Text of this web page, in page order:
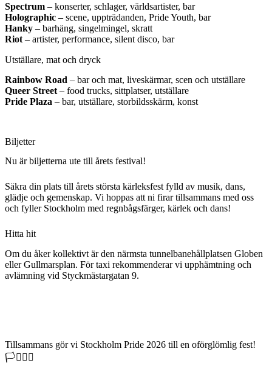
Spectrum – konserter, schlager, världsartister, bar
Holographic – scene, uppträdanden, Pride Youth, bar
Hanky – barhäng, singelmingel, skratt
Riot – artister, performance, silent disco, bar
Utställare, mat och dryck
Rainbow Road – bar och mat, liveskärmar, scen och utställare
Queer Street – food trucks, sittplatser, utställare
Pride Plaza – bar, utställare, storbildsskärm, konst
Biljetter
Nu är biljetterna ute till årets festival!
Säkra din plats till årets största kärleksfest fylld av musik, dans,
glädje och gemenskap. Vi hoppas att ni firar tillsammans med oss
och fyller Stockholm med regnbågsfärger, kärlek och dans!
Hitta hit
Om du åker kollektivt är den närmsta tunnelbanehållplatsen Globen
eller Gullmarsplan. För taxi rekommenderar vi upphämtning och
avlämning vid Styckmästargatan 9.
Tillsammans gör vi Stockholm Pride 2026 till en oförglömlig fest!
🏳️‍⚧️🏳️‍🌈